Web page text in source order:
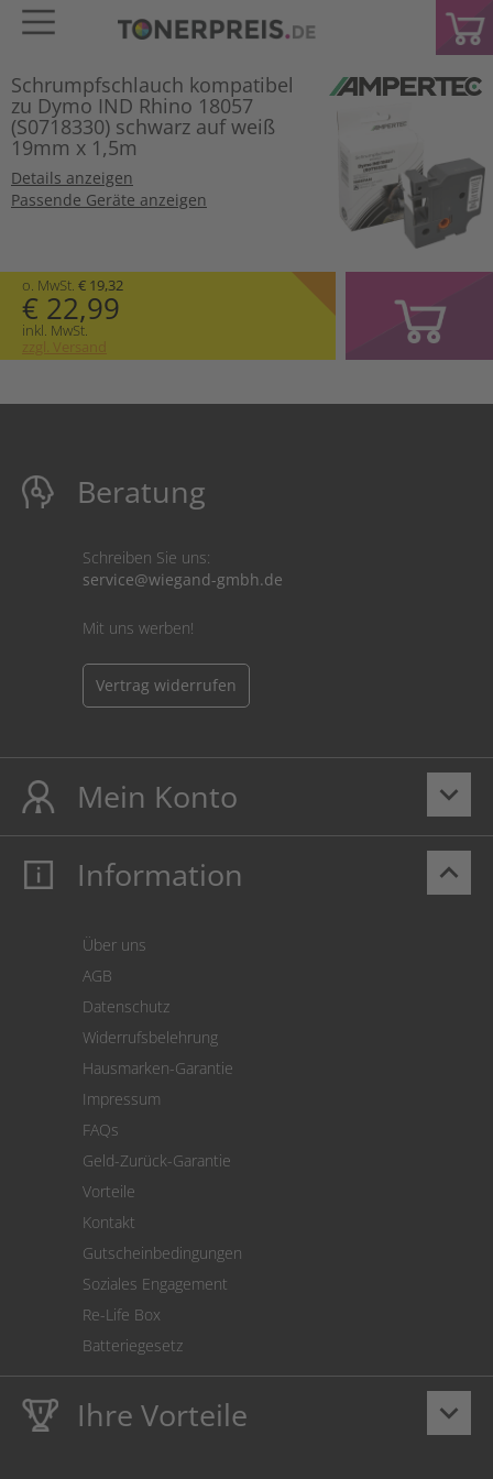
Schrumpfschlauch kompatibel
zu Dymo IND Rhino 18057
(S0718330) schwarz auf weiß
19mm x 1,5m
Details anzeigen
Passende Geräte anzeigen
o. MwSt. € 19,32
€ 22,99
inkl. MwSt.
zzgl. Versand
Beratung
Schreiben Sie uns:
service@wiegand-gmbh.de
Mit uns werben!
Vertrag widerrufen
keyboard_arrow_down
Mein Konto
Mein Konto
Cookie Einstellungen
keyboard_arrow_up
Information
Über uns
AGB
Datenschutz
Widerrufsbelehrung
Hausmarken-Garantie
Impressum
FAQs
Geld-Zurück-Garantie
Vorteile
Kontakt
Gutscheinbedingungen
Soziales Engagement
Re-Life Box
Batteriegesetz
keyboard_arrow_down
Ihre Vorteile